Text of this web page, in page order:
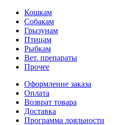
Кошкам
Собакам
Грызунам
Птицам
Рыбкам
Вет. препараты
Прочее
Оформление заказа
Оплата
Возврат товара
Доставка
Программа лояльности